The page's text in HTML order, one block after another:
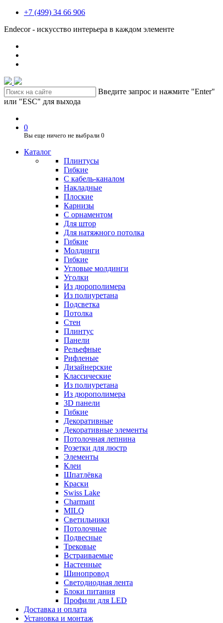
+7 (499) 34 66 906
Endecor - искусство интерьера в каждом элементе
Введите запрос и нажмите "Enter"
или "ESC" для выхода
0
Вы еще ничего не выбрали 0
Каталог
Плинтусы
Гибкие
C кабель-каналом
Накладные
Плоские
Карнизы
С орнаментом
Для штор
Для натяжного потолка
Гибкие
Молдинги
Гибкие
Угловые молдинги
Уголки
Из дюрополимера
Из полиуретана
Подсветка
Потолка
Стен
Плинтус
Панели
Рельефные
Рифленые
Дизайнерские
Классические
Из полиуретана
Из дюрополимера
3D панели
Гибкие
Декоративные
Декоративные элементы
Потолочная лепнина
Розетки для люстр
Элементы
Клеи
Шпатлёвка
Краски
Swiss Lake
Charmant
MILQ
Светильники
Потолочные
Подвесные
Трековые
Встраиваемые
Настенные
Шинопровод
Светодиодная лента
Блоки питания
Профили для LED
Доставка и оплата
Установка и монтаж